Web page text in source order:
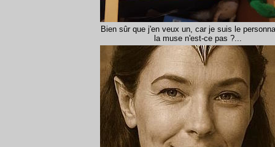
Bien sûr que j'en veux un, car je suis le
la muse n'est-ce pas ?...